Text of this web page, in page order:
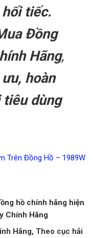
tiếc.
Đồng
Hãng,
hoàn
tiêu dùng
Trên Đồng Hồ – 1989W
hồ chính hãng hiện
Chính Hãng
Hãng, Theo cục hải